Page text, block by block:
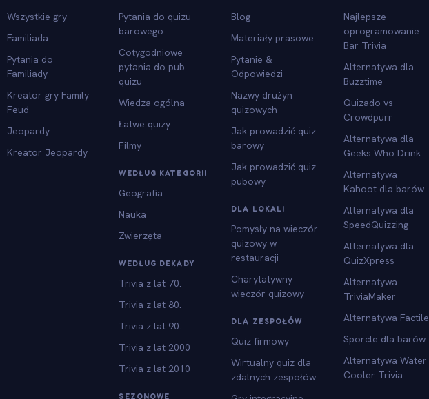
Wszystkie gry
Familiada
Pytania do
Familiady
Kreator gry Family
Feud
Jeopardy
Kreator Jeopardy
Pytania do quizu
barowego
Cotygodniowe
pytania do pub
quizu
Wiedza ogólna
Łatwe quizy
Filmy
WEDŁUG KATEGORII
Geografia
Nauka
Zwierzęta
WEDŁUG DEKADY
Trivia z lat 70.
Trivia z lat 80.
Trivia z lat 90.
Trivia z lat 2000
Trivia z lat 2010
SEZONOWE
Blog
Materiały prasowe
Pytanie &
Odpowiedzi
Nazwy drużyn
quizowych
Jak prowadzić quiz
barowy
Jak prowadzić quiz
pubowy
DLA LOKALI
Pomysły na wieczór
quizowy w
restauracji
Charytatywny
wieczór quizowy
DLA ZESPOŁÓW
Quiz firmowy
Wirtualny quiz dla
zdalnych zespołów
Najlepsze
oprogramowanie
Bar Trivia
Alternatywa dla
Buzztime
Quizado vs
Crowdpurr
Alternatywa dla
Geeks Who Drink
Alternatywa
Kahoot dla barów
Alternatywa dla
SpeedQuizzing
Alternatywa dla
QuizXpress
Alternatywa
TriviaMaker
Alternatywa Factile
Sporcle dla barów
Alternatywa Water
Cooler Trivia